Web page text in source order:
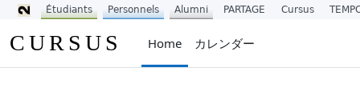
CURSUS Home カレンダー
Étudiants Personnels Alumni PARTAGE Cursus